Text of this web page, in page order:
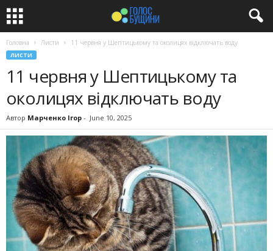
Головна Листи 11 червня у Шептицькому та околицях відключать воду
ЛИСТИ
11 червня у Шептицькому та
околицях відключать воду
Автор Марченко Ігор - June 10, 2025